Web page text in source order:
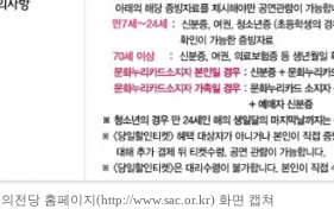
전당 홈페이지(http://www.sac.or.kr) 화면 캡쳐